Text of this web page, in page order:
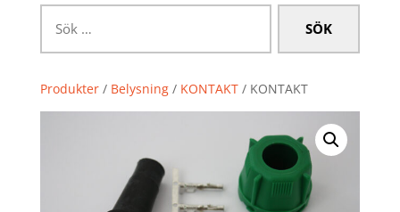
efter:
Produkter/ Belysning/ KONTAKT/ KONTAKT